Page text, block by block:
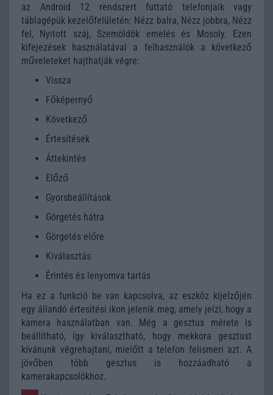
az Android 12 rendszert futtató telefonjaik vagy
táblagépük kezelőfelületén: Nézz balra, Nézz jobbra, Nézz
fel, Nyitott száj, Szemöldök emelés és Mosoly. Ezen
kifejezések használatával a felhasználók a következő
műveleteket hajthatják végre:
Vissza
Főképernyő
Következő
Értesítések
Áttekintés
Előző
Gyorsbeállítások
Görgetés hátra
Görgetés előre
Kiválasztás
Érintés és lenyomva tartás
Ha ez a funkció be van kapcsolva, az eszköz kijelzőjén
egy állandó értesítési ikon jelenik meg, amely jelzi, hogy a
kamera használatban van. Még a gesztus mérete is
beállítható, így kiválasztható, hogy mekkora gesztust
kívánunk végrehajtani, mielőtt a telefon felismeri azt. A
jövőben több gesztus is hozzáadható a
kamerakapcsolókhoz.